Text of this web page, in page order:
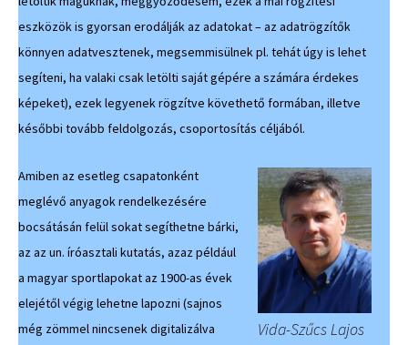
eszközök is gyorsan erodálják az adatokat – az adatrögzítők
könnyen adatvesztenek, megsemmisülnek pl. tehát úgy is lehet
segíteni, ha valaki csak letölti saját gépére a számára érdekes
képeket), ezek legyenek rögzítve követhető formában, illetve
későbbi tovább feldolgozás, csoportosítás céljából.
Vida-Szűcs Lajos
Amiben az esetleg csapatonként
meglévő anyagok rendelkezésére
bocsátásán felül sokat segíthetne bárki,
az az un. íróasztali kutatás, azaz például
a magyar sportlapokat az 1900-as évek
elejétől végig lehetne lapozni (sajnos
még zömmel nincsenek digitalizálva